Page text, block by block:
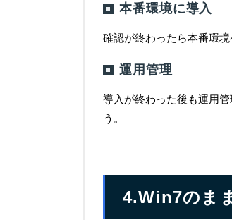
本番環境に導入
確認が終わったら本番環
運用管理
導入が終わった後も運用
う。
4.Win7のま